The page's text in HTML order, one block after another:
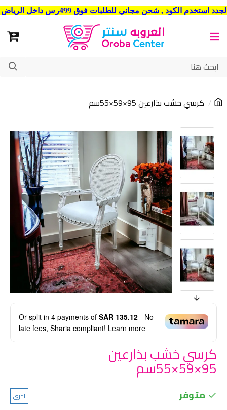
شحن مجاني للطلبات فوق 499رس داخل الرياض . وشحن الي جميع مدن المملكة العربية السعودية
كرسي خشب بذارعين 95×59×55سم
Or split in 4 payments of SAR 135.12 - No
late fees, Sharia compliant! Learn more
كرسي خشب بذارعين
95×59×55سم
متوفر اخرى